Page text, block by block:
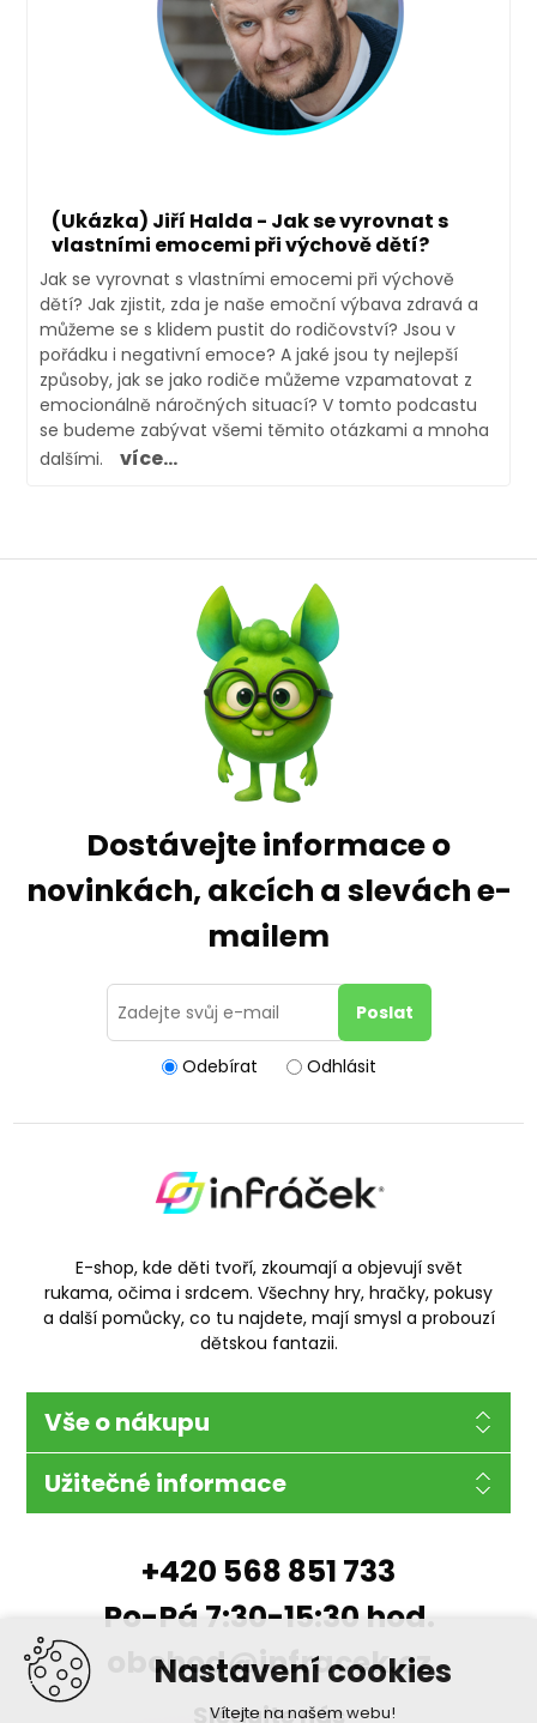
Nastavení cookies
Vítejte na našem webu!
(Ukázka) Jiří Halda - Jak se vyrovnat s
vlastními emocemi při výchově dětí?
Jak se vyrovnat s vlastními emocemi při výchově
dětí? Jak zjistit, zda je naše emoční výbava zdravá a
můžeme se s klidem pustit do rodičovství? Jsou v
pořádku i negativní emoce? A jaké jsou ty nejlepší
způsoby, jak se jako rodiče můžeme vzpamatovat z
emocionálně náročných situací? V tomto podcastu
se budeme zabývat všemi těmito otázkami a mnoha
dalšími.
více...
Dostávejte informace o
novinkách, akcích a slevách e-
mailem
Odebírat Odhlásit
E-shop, kde děti tvoří, zkoumají a objevují svět
rukama, očima i srdcem. Všechny hry, hračky, pokusy
a další pomůcky, co tu najdete, mají smysl a probouzí
dětskou fantazii.
Vše o nákupu
Užitečné informace
+420 568 851 733
Po-Pá 7:30-15:30 hod.
obchod@infracek.cz
Sledujte nás